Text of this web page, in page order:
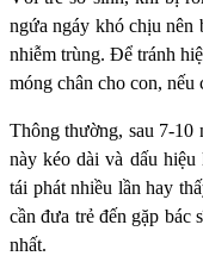
ngứa ngáy khó chịu nên
nhiễm trùng. Để tránh
móng chân cho con, nếu
Thông thường, sau 7-10
này kéo dài và dấu hiệu
tái phát nhiều lần hay
cần đưa trẻ đến gặp bác
nhất.